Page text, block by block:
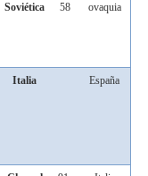
Soviética
58
ovaquia
Italia España